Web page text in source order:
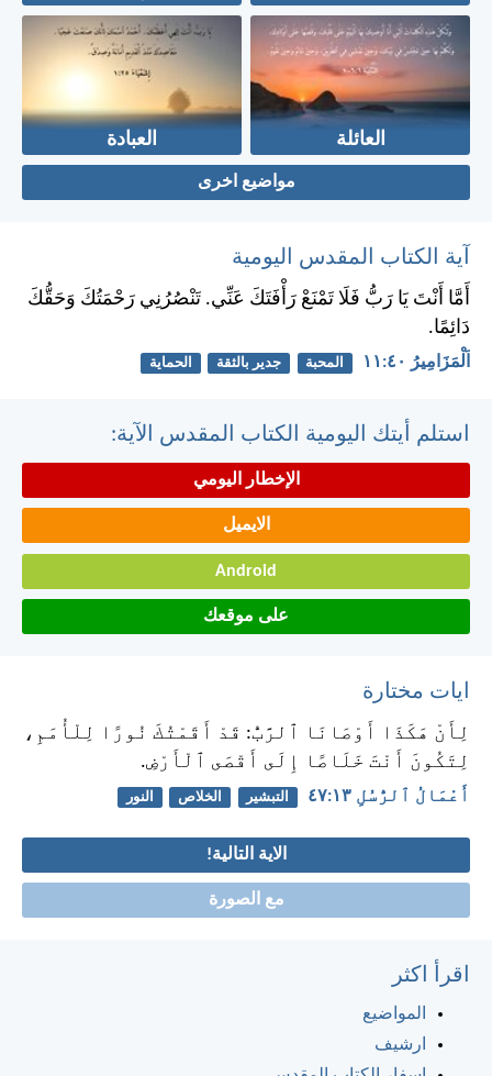
العائلة العبادة
مواضيع اخرى
آية الكتاب المقدس اليومية
أَمَّا أَنْتَ يَا رَبُّ فَلَا تَمْنَعْ رَأْفَتَكَ عَنِّي. تَنْصُرُنِي رَحْمَتُكَ وَحَقُّكَ
دَائِمًا.
اَلْمَزَامِيرُ ٤٠:‏١١ المحبة جدير بالثقة الحماية
استلم أيتك اليومية الكتاب المقدس الآية:
الإخطار اليومي
الايميل
Android
على موقعك
ايات مختارة
لِأَنْ هَكَذَا أَوْصَانَا ٱلرَّبُّ: قَدْ أَقَمْتُكَ نُورًا لِلْأُمَمِ،
لِتَكُونَ أَنْتَ خَلَاصًا إِلَى أَقْصَى ٱلْأَرْضِ.
أَعْمَالُ ٱلرُّسُلِ ١٣:‏٤٧ التبشير الخلاص النور
الاية التالية!
مع الصورة
اقرأ اكثر
المواضيع
ارشيف